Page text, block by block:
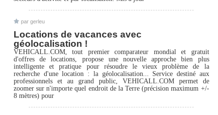
par gerleu
Locations de vacances avec
géolocalisation !
VEHICALL.COM, tout premier comparateur mondial et gratuit
d'offres de locations, propose une nouvelle approche bien plus
intelligente et pratique pour résoudre le vieux problème de la
recherche d'une location : la géolocalisation... Service destiné aux
professionnels et au grand public, VEHICALL.COM permet de
zoomer sur n'importe quel endroit de la Terre (précision maximum +/-
8 mètres) pour